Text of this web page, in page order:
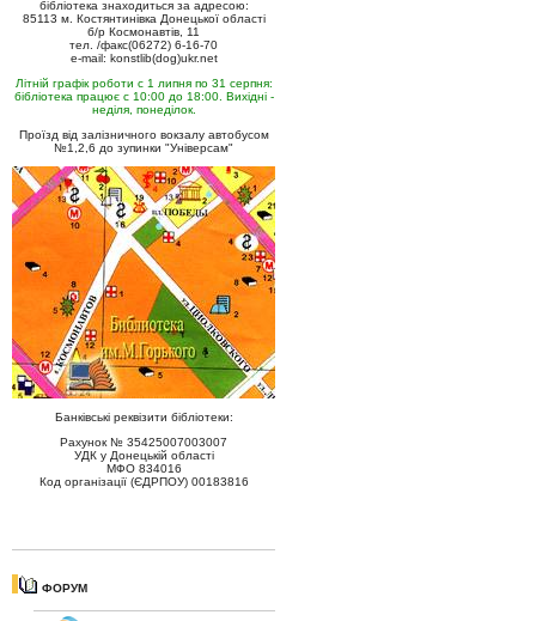
бібліотека знаходиться за адресою:
85113 м. Костянтинівка Донецької області
б/р Космонавтів, 11
тел. /факс(06272) 6-16-70
e-mail: konstlib(dog)ukr.net
Літній графік роботи с 1 липня по 31 серпня:
бібліотека працює с 10:00 до 18:00. Вихідні -
неділя, понеділок.
Проїзд від залізничного вокзалу автобусом
№1,2,6 до зупинки "Універсам"
Банківські реквізити бібліотеки:
Рахунок № 35425007003007
УДК у Донецькій області
МФО 834016
Код організації (ЄДРПОУ) 00183816
ФОРУМ